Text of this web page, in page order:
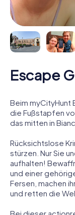
Escape
Beim myCityHunt
die Fußstapfen
das mitten in
Rücksichtslose
stürzen. Nur Sie
aufhalten!
und einer
Fersen, machen
und retten die
Bei dieser